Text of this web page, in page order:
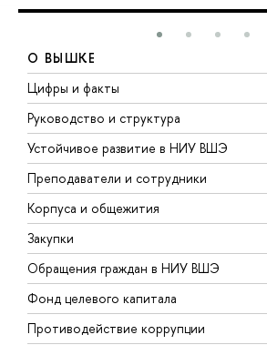
О ВЫШКЕ
Цифры и факты
Руководство и структура
Устойчивое развитие в НИУ ВШЭ
Преподаватели и сотрудники
Корпуса и общежития
Закупки
Обращения граждан в НИУ ВШЭ
Фонд целевого капитала
Противодействие коррупции